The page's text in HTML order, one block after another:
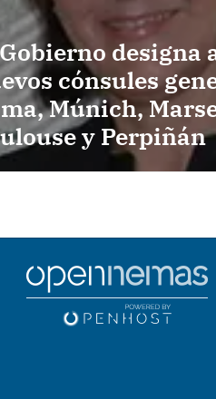
designa
cónsules
Múnich,
y Perpiñán